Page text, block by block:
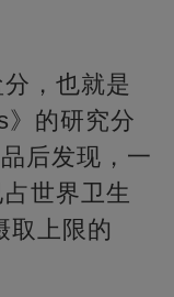
，也就是
的研究分
后发现，一
世界卫生
取上限的